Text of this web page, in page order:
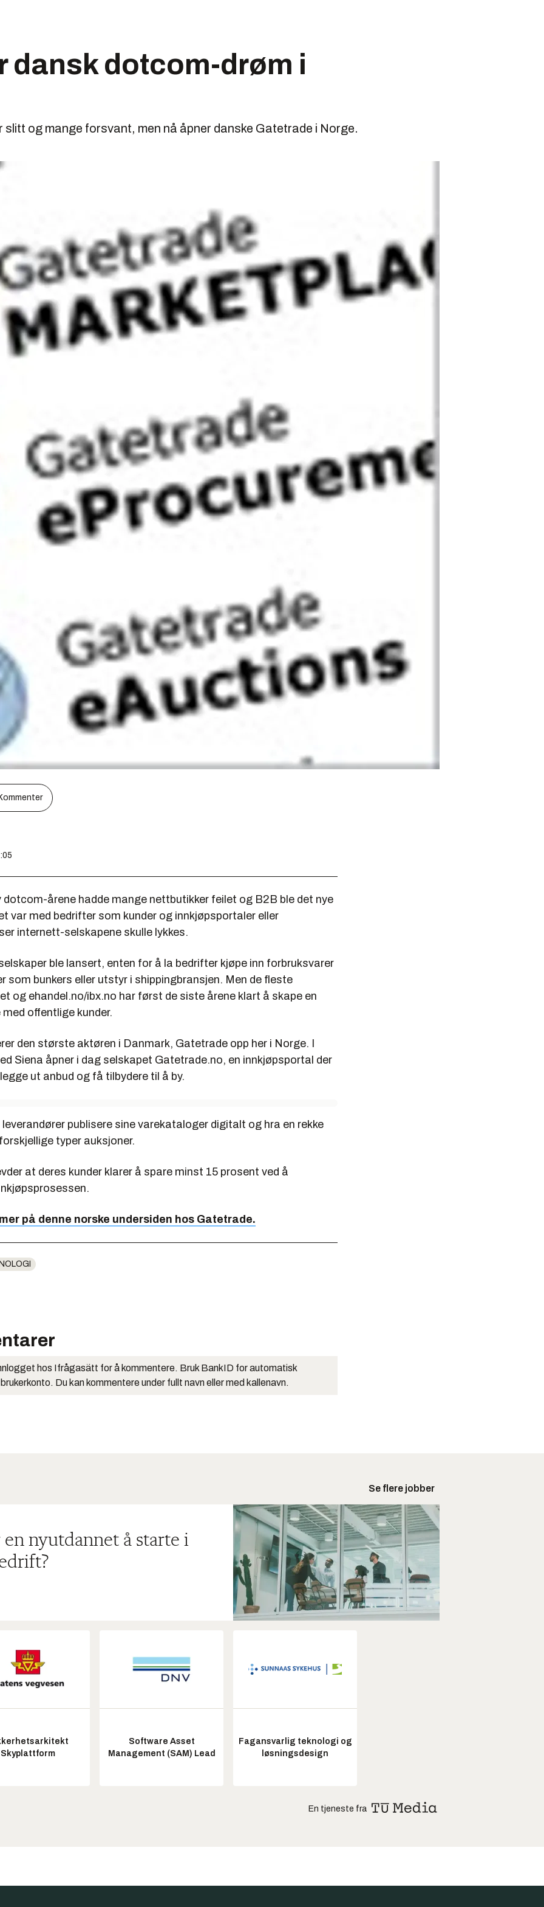
dansk dotcom-drøm i
og mange forsvant, men nå åpner danske Gatetrade i Norge.
dotcom-årene hadde mange nettbutikker feilet og B2B ble det nye
var med bedrifter som kunder og innkjøpsportaler eller
internett-selskapene skulle lykkes.
ble lansert, enten for å la bedrifter kjøpe inn forbruksvarer
som bunkers eller utstyr i shippingbransjen. Men de fleste
og ehandel.no/ibx.no har først de siste årene klart å skape en
offentlige kunder.
den største aktøren i Danmark, Gatetrade opp her i Norge. I
Siena åpner i dag selskapet Gatetrade.no, en innkjøpsportal der
ut anbud og få tilbydere til å by.
publisere sine varekataloger digitalt og hra en rekke
typer auksjoner.
at deres kunder klarer å spare minst 15 prosent ved å
på denne norske undersiden hos Gatetrade.
hos Ifrågasätt for å kommentere. Bruk BankID for automatisk
Du kan kommentere under fullt navn eller med kallenavn.
Se flere jobber
nyutdannet å starte i
Skyplattform
Software Asset
Management (SAM) Lead
Fagansvarlig teknologi og
løsningsdesign
En tjeneste fra